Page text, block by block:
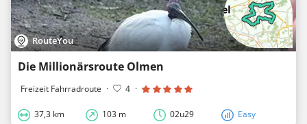
RouteYou
Die Millionärsroute Olmen
Freizeit Fahrradroute · 4 ·
37,3 km 103 m 02u29 Easy